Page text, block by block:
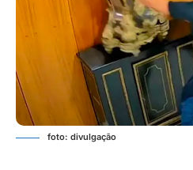
foto: divulgação